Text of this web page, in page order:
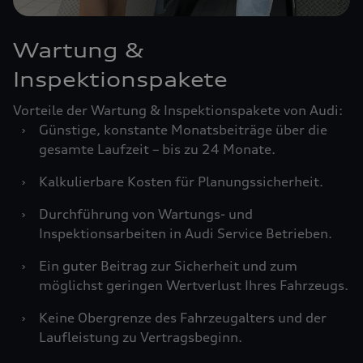
Wartung &
Inspektionspakete
Vorteile der Wartung & Inspektionspakete von Audi:
›
Günstige, konstante Monatsbeiträge über die
gesamte Laufzeit – bis zu 24 Monate.
›
Kalkulierbare Kosten für Planungssicherheit.
›
Durchführung von Wartungs- und
Inspektionsarbeiten in Audi Service Betrieben.
›
Ein guter Beitrag zur Sicherheit und zum
möglichst geringen Wertverlust Ihres Fahrzeugs.
›
Keine Obergrenze des Fahrzeugalters und der
Laufleistung zu Vertragsbeginn.